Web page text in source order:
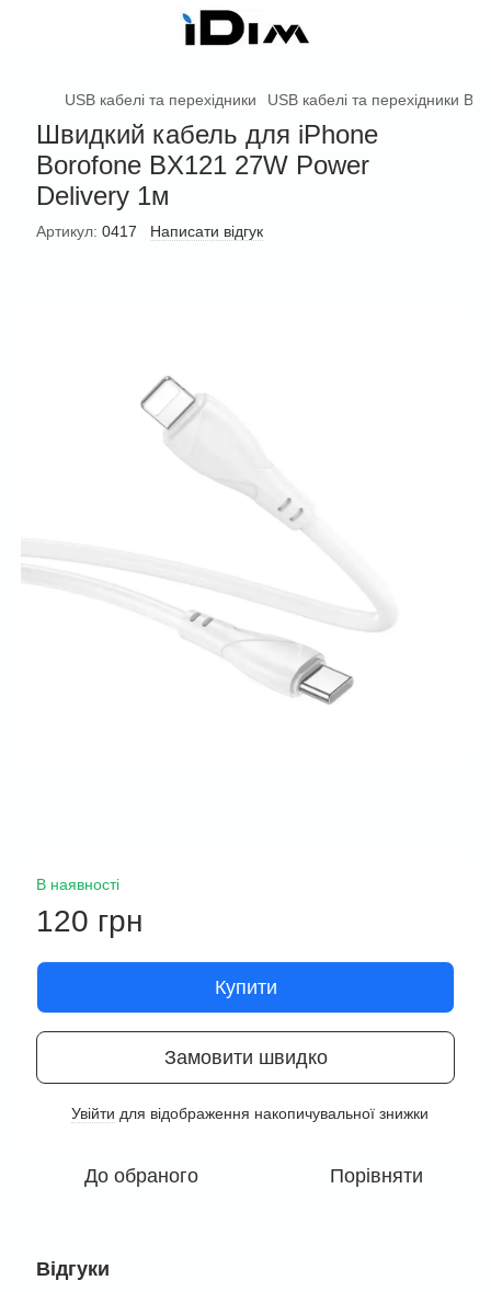
USB кабелі та перехідники USB кабелі та перехідники
Швидкий кабель для iPhone
Borofone BX121 27W Power
Delivery 1м
Артикул: 0417 Написати відгук
В наявності
120 грн
Купити
Замовити швидко
Увійти для відображення накопичувальної знижки
До обраного Порівняти
Відгуки